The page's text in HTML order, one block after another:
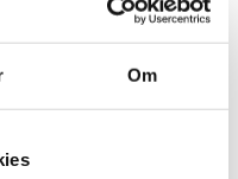
Om
Specifikationer
en klar, let at skære,
50g instant jelly med